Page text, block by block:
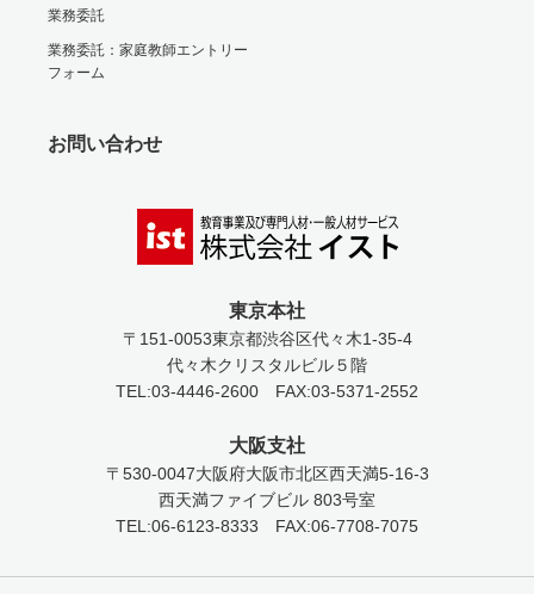
業務委託
業務委託：家庭教師エントリー
フォーム
お問い合わせ
東京本社
〒151-0053東京都渋谷区代々木1-35-4
代々木クリスタルビル５階
TEL:03-4446-2600
FAX:03-5371-2552
大阪支社
〒530-0047大阪府大阪市北区西天満5-16-3
西天満ファイブビル 803号室
TEL:06-6123-8333
FAX:06-7708-7075